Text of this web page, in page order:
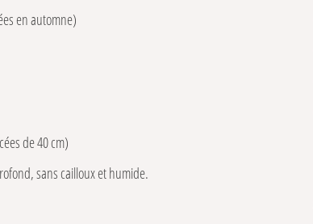
en automne)
de 40 cm)
sans cailloux et humide.